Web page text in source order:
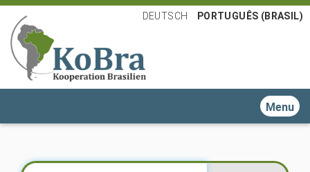
DEUTSCH PORTUGUÊS (BRASIL)
Toggle